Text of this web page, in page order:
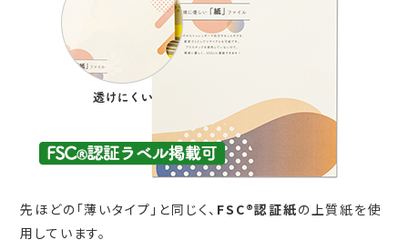
先ほどの「薄いタイプ」と同じく、 FSC®認証紙の上質紙を使
用しています。